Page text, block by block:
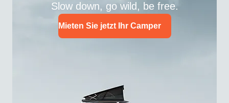
Slow down, go wild, be free.
Mieten Sie jetzt Ihr Camper